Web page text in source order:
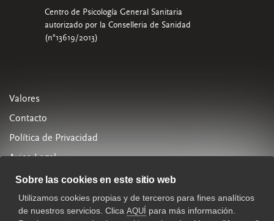
Centro de Psicología General Sanitaria
autorizado por la Conselleria de Sanidad
(n°13619/2013)
Valores
Contacto
Política de Privacidad
Aviso Legal
Política de Cookies
963 288 880
Sobre las cookies en este sitio web
Utilizamos cookies propias y de terceros para fines analíticos
de nuestros servicios. Clica AQUÍ para más información.